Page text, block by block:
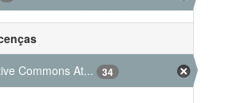
Commons At...
34